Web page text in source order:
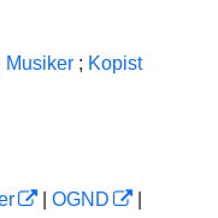
Musiker ; Kopist
OGND